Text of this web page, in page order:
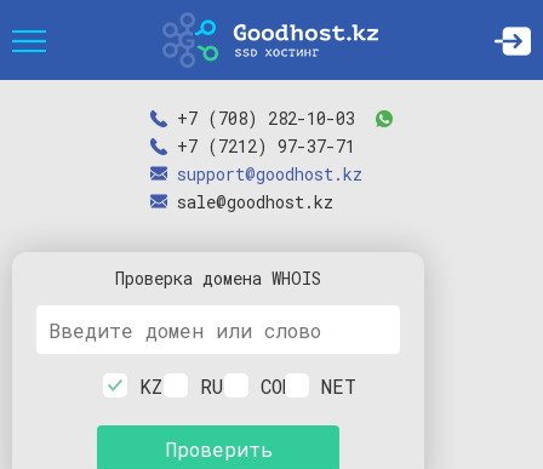
+7 (708) 282-10-03
+7 (7212) 97-37-71
support@goodhost.kz
sale@goodhost.kz
Проверка домена WHOIS
Проверить
KZ RU COM NET